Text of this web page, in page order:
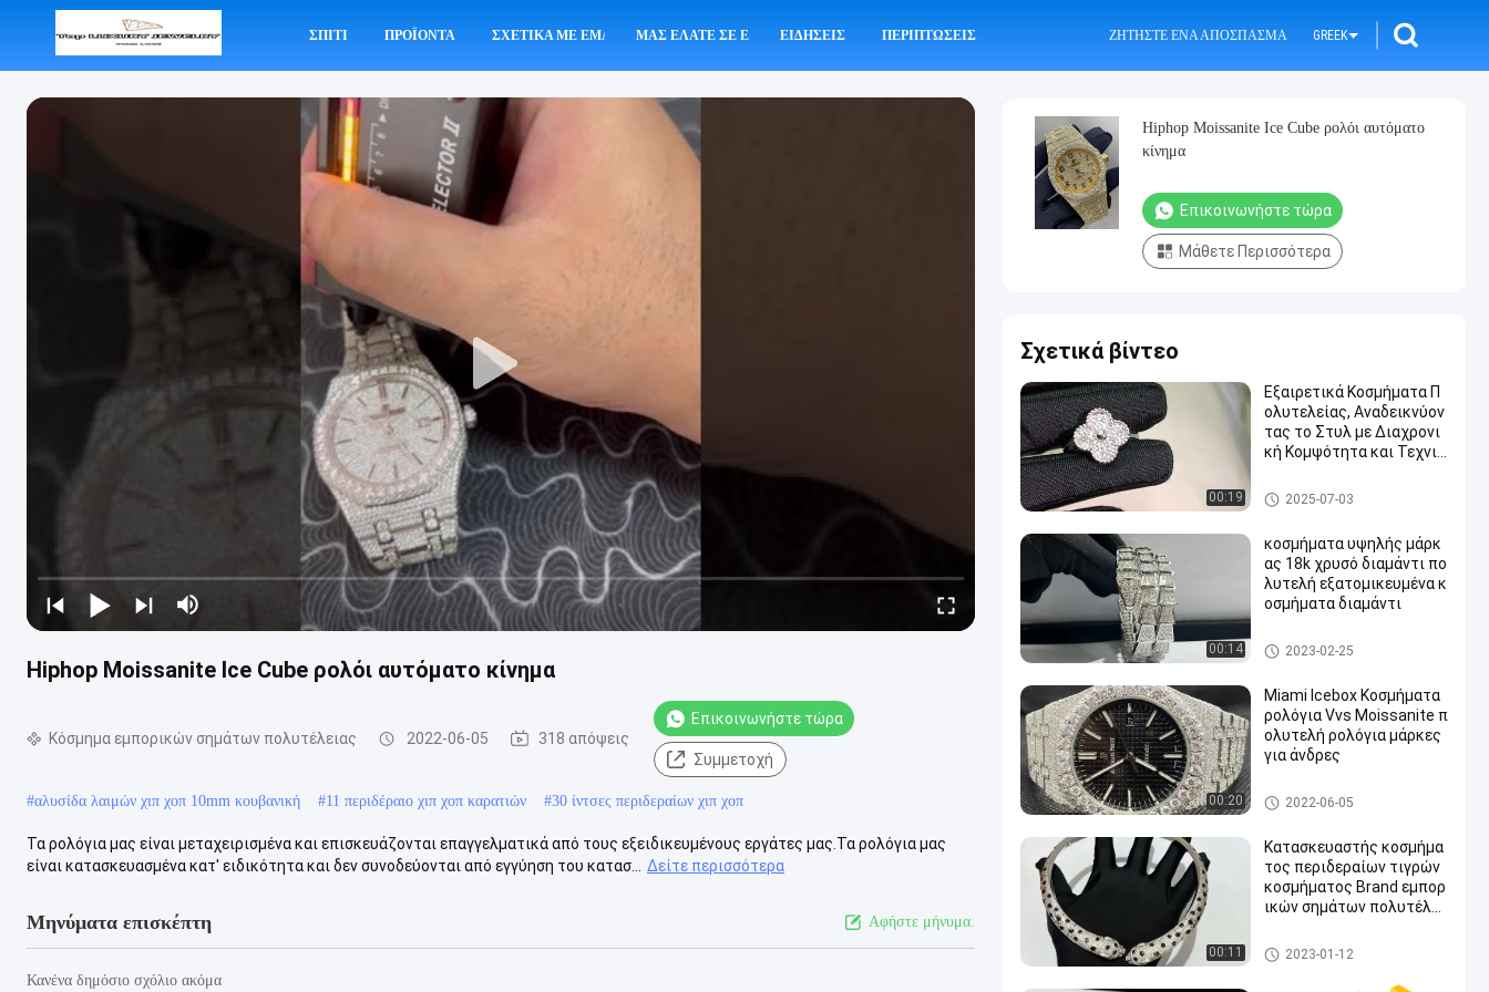
ΣΠΊΤΙ ΠΡΟΪΌΝΤΑ ΣΧΕΤΙΚΆ ΜΕ ΕΜΆΣ ΜΑΣ ΕΛΆΤΕ ΣΕ ΕΠΑΦΉ ΜΕΕΙΔΉΣΕΙΣ ΠΕΡΙΠΤΏΣΕΙΣ ΖΗΤΉΣΤΕ ΈΝΑ ΑΠΌΣΠΑΣΜΑ GREEK
Hiphop Moissanite Ice Cube ρολόι αυτόματο κίνημα
Κόσμημα εμπορικών σημάτων πολυτέλειας 2022-06-05 318 απόψεις
Επικοινωνήστε τώρα
Συμμετοχή
#αλυσίδα λαιμών χιπ χοπ 10mm κουβανική #11 περιδέραιο χιπ χοπ καρατιών #30 ίντσες περιδεραίων χιπ χοπ
Τα ρολόγια μας είναι μεταχειρισμένα και επισκευάζονται επαγγελματικά από τους εξειδικευμένους εργάτες μας.Τα ρολόγια μας
είναι κατασκευασμένα κατ' ειδικότητα και δεν συνοδεύονται από εγγύηση του κατασ...
Δείτε περισσότερα
Μηνύματα επισκέπτη Αφήστε μήνυμα.
Κανένα δημόσιο σχόλιο ακόμα
Hiphop Moissanite Ice Cube ρολόι αυτόματο
κίνημα
Επικοινωνήστε τώρα
Μάθετε Περισσότερα
Σχετικά βίντεο
00:19
Εξαιρετικά Κοσμήματα Π
ολυτελείας, Αναδεικνύον
τας το Στυλ με Διαχρονι
κή Κομψότητα και Τεχνικ
Κόσμημα εμπορικών σημάτω
ν πολυτέλειας
2025-07-03
00:14
κοσμήματα υψηλής μάρκ
ας 18k χρυσό διαμάντι πο
λυτελή εξατομικευμένα κ
οσμήματα διαμάντι
Κόσμημα εμπορικών σημάτω
ν πολυτέλειας
2023-02-25
00:20
Miami Icebox Κοσμήματα
ρολόγια Vvs Moissanite π
ολυτελή ρολόγια μάρκες
για άνδρες
Κόσμημα εμπορικών σημάτω
ν πολυτέλειας
2022-06-05
00:11
Κατασκευαστής κοσμήμα
τος περιδεραίων τιγρών
κοσμήματος Brand εμπορ
ικών σημάτων πολυτέλει
ων συνήθειας
Κόσμημα εμπορικών σημάτω
ν πολυτέλειας
2023-01-12